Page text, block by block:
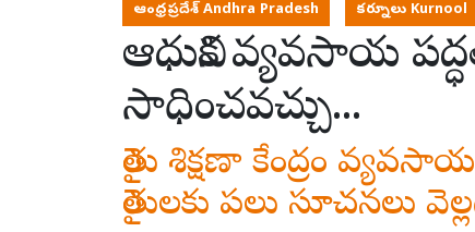
ఆంధ్రప్రదేశ్ Andhra Pradesh కర్నూలు Kurnool
ఆధునిక వ్యవసాయ
సాధించవచ్చు...
రైతు శిక్షణా కేంద్రం
రైతులకు పలు సూచనలు